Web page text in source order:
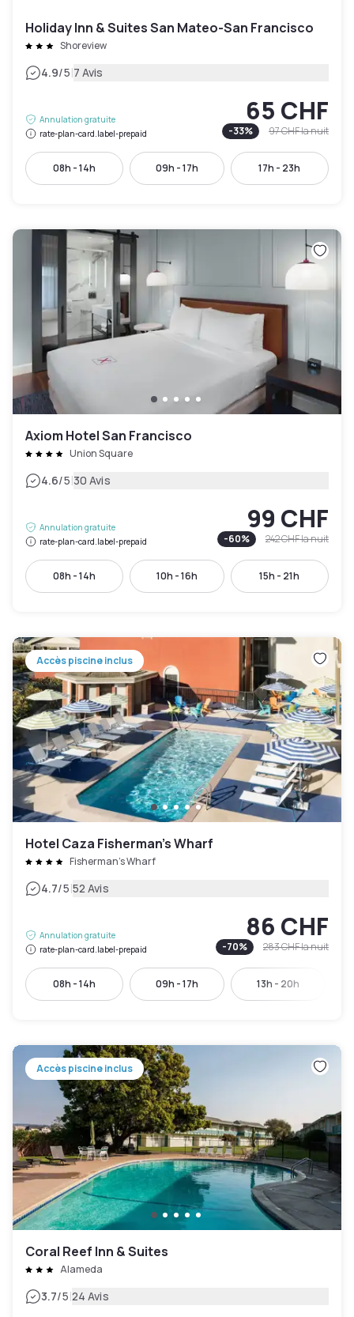
Holiday Inn & Suites San Mateo-San Francisco
Shoreview
4.9/5|7 Avis
Annulation gratuite
rate-plan-card.label-prepaid
65 CHF
-33% 97 CHFla nuit
08h - 14h 09h - 17h 17h - 23h
Axiom Hotel San Francisco
Union Square
4.6/5|30 Avis
Annulation gratuite
rate-plan-card.label-prepaid
99 CHF
-60% 242 CHFla nuit
08h - 14h 10h - 16h 15h - 21h
Accès piscine inclus
Hotel Caza Fisherman’s Wharf
Fisherman's Wharf
4.7/5|52 Avis
Annulation gratuite
rate-plan-card.label-prepaid
86 CHF
-70% 283 CHFla nuit
08h - 14h 09h - 17h 13h - 20h
Accès piscine inclus
Coral Reef Inn & Suites
Alameda
3.7/5|24 Avis